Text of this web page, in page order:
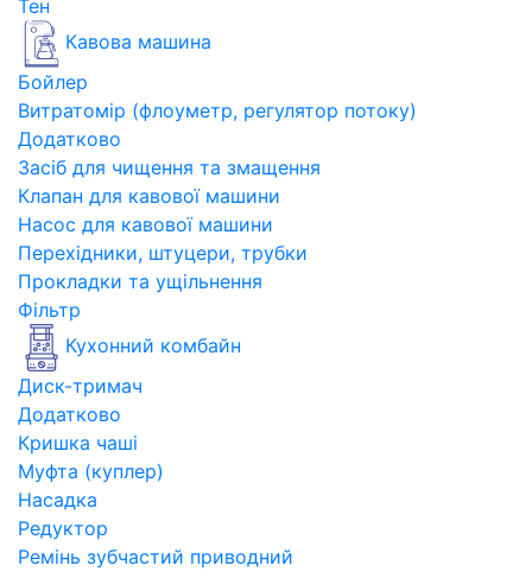
Тен
Кавова машина
Бойлер
Витратомір (флоуметр, регулятор потоку)
Додатково
Засіб для чищення та змащення
Клапан для кавової машини
Насос для кавової машини
Перехідники, штуцери, трубки
Прокладки та ущільнення
Фільтр
Кухонний комбайн
Диск-тримач
Додатково
Кришка чаші
Муфта (куплер)
Насадка
Редуктор
Ремінь зубчастий приводний